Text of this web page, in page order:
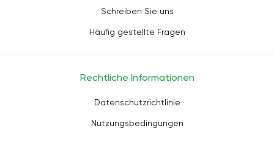
Schreiben Sie uns
Häufig gestellte Fragen
Rechtliche Informationen
Datenschutzrichtlinie
Nutzungsbedingungen